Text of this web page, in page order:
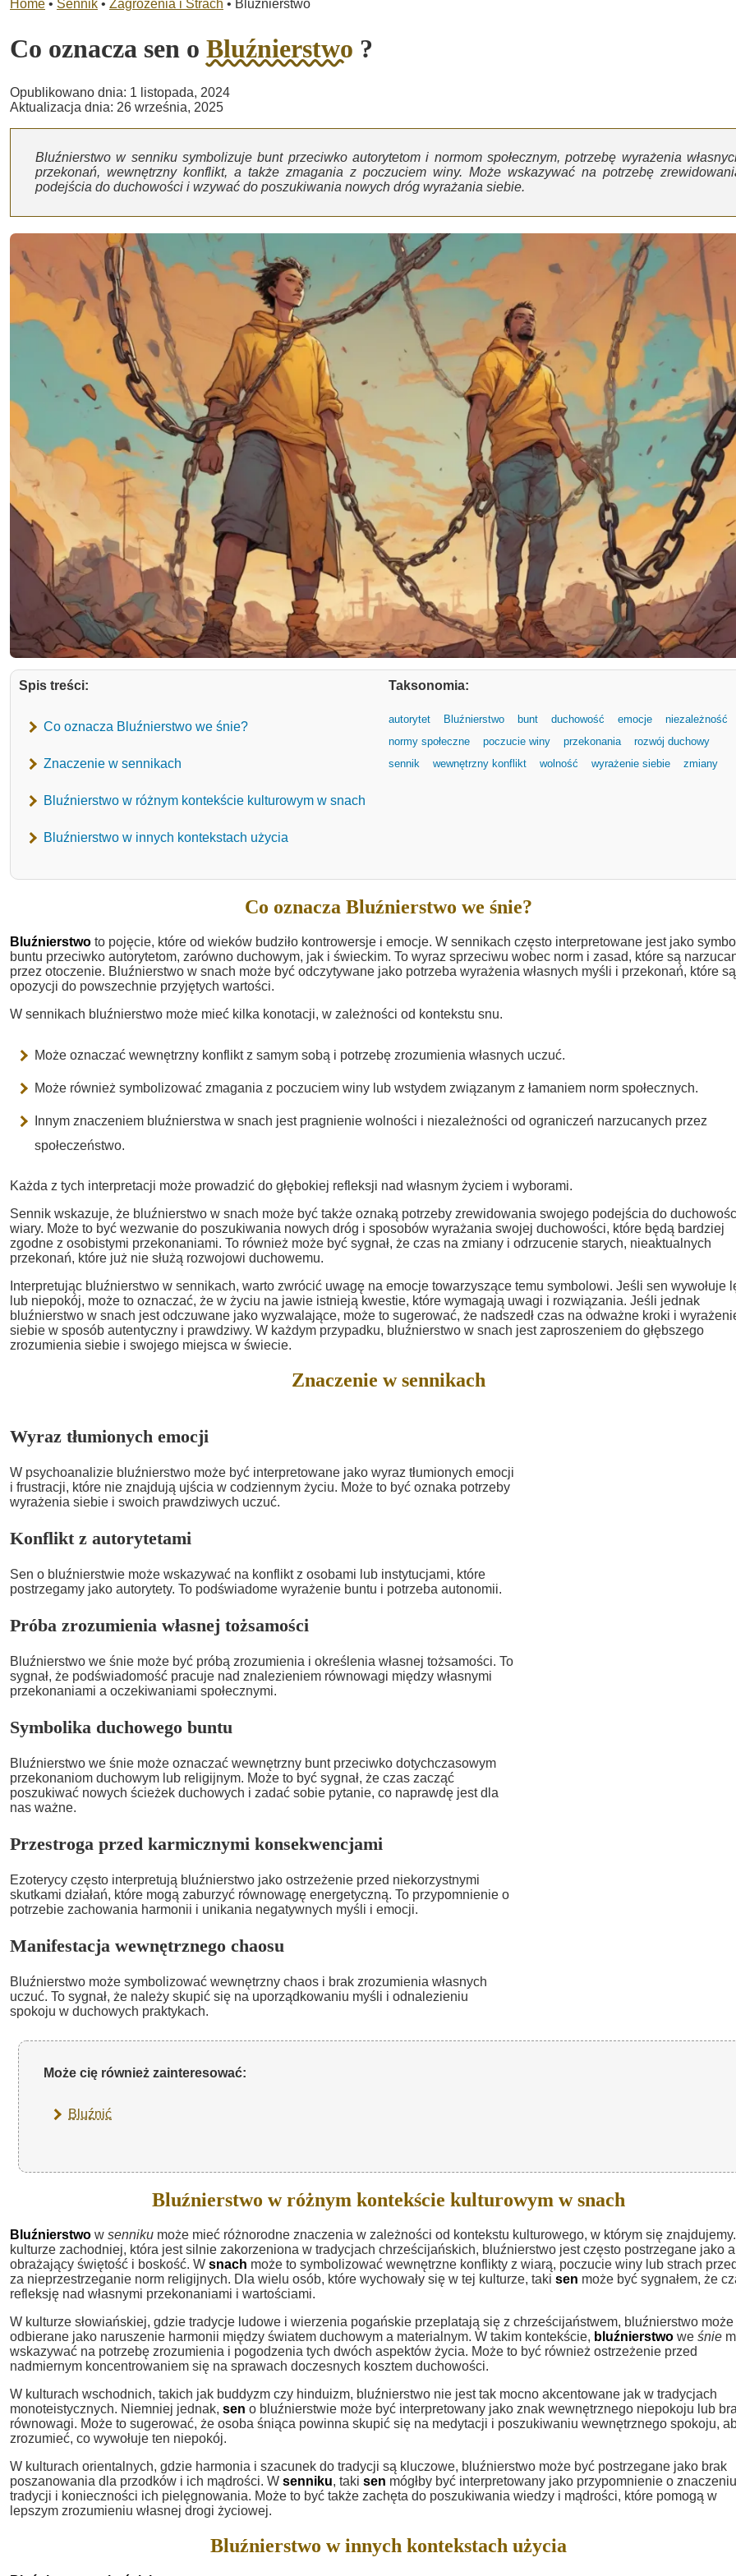
Home • Sennik • Zagrożenia i Strach • Bluźnierstwo
Co oznacza sen o Bluźnierstwo ?
Opublikowano dnia: 1 listopada, 2024
Aktualizacja dnia: 26 września, 2025
Bluźnierstwo w senniku symbolizuje bunt przeciwko autorytetom i normom społecznym, potrzebę wyrażenia
przekonań, wewnętrzny konflikt, a także zmagania z poczuciem winy. Może wskazywać na potrzebę
podejścia do duchowości i wzywać do poszukiwania nowych dróg wyrażania siebie.
Spis treści:
Co oznacza Bluźnierstwo we śnie?
Znaczenie w sennikach
Bluźnierstwo w różnym kontekście kulturowym w snach
Bluźnierstwo w innych kontekstach użycia
Taksonomia:
autorytet Bluźnierstwo bunt duchowość emocje
niezależność
normy społeczne
poczucie winy przekonania
rozwój duchowy
sennik
wewnętrzny konflikt wolność wyrażenie siebie zmiany
Co oznacza Bluźnierstwo we śnie?
Bluźnierstwo to pojęcie, które od wieków budziło kontrowersje i emocje. W sennikach często interpretowane jest jako
buntu przeciwko autorytetom, zarówno duchowym, jak i świeckim. To wyraz sprzeciwu wobec norm i zasad, które są
przez otoczenie. Bluźnierstwo w snach może być odczytywane jako potrzeba wyrażenia własnych myśli i przekonań, które
opozycji do powszechnie przyjętych wartości.
W sennikach bluźnierstwo może mieć kilka konotacji, w zależności od kontekstu snu.
Może oznaczać wewnętrzny konflikt z samym sobą i potrzebę zrozumienia własnych uczuć.
Może również symbolizować zmagania z poczuciem winy lub wstydem związanym z łamaniem norm społecznych.
Innym znaczeniem bluźnierstwa w snach jest pragnienie wolności i niezależności od ograniczeń narzucanych przez
społeczeństwo.
Każda z tych interpretacji może prowadzić do głębokiej refleksji nad własnym życiem i wyborami.
Sennik wskazuje, że bluźnierstwo w snach może być także oznaką potrzeby zrewidowania swojego podejścia do
wiary. Może to być wezwanie do poszukiwania nowych dróg i sposobów wyrażania swojej duchowości, które będą bardziej
zgodne z osobistymi przekonaniami. To również może być sygnał, że czas na zmiany i odrzucenie starych, nieaktualnych
przekonań, które już nie służą rozwojowi duchowemu.
Interpretując bluźnierstwo w sennikach, warto zwrócić uwagę na emocje towarzyszące temu symbolowi. Jeśli sen wywołuje
lub niepokój, może to oznaczać, że w życiu na jawie istnieją kwestie, które wymagają uwagi i rozwiązania. Jeśli jednak
bluźnierstwo w snach jest odczuwane jako wyzwalające, może to sugerować, że nadszedł czas na odważne kroki i
siebie w sposób autentyczny i prawdziwy. W każdym przypadku, bluźnierstwo w snach jest zaproszeniem do głębszego
zrozumienia siebie i swojego miejsca w świecie.
Znaczenie w sennikach
Wyraz tłumionych emocji
W psychoanalizie bluźnierstwo może być interpretowane jako wyraz tłumionych emocji
i frustracji, które nie znajdują ujścia w codziennym życiu. Może to być oznaka potrzeby
wyrażenia siebie i swoich prawdziwych uczuć.
Konflikt z autorytetami
Sen o bluźnierstwie może wskazywać na konflikt z osobami lub instytucjami, które
postrzegamy jako autorytety. To podświadome wyrażenie buntu i potrzeba autonomii.
Próba zrozumienia własnej tożsamości
Bluźnierstwo we śnie może być próbą zrozumienia i określenia własnej tożsamości. To
sygnał, że podświadomość pracuje nad znalezieniem równowagi między własnymi
przekonaniami a oczekiwaniami społecznymi.
Symbolika duchowego buntu
Bluźnierstwo we śnie może oznaczać wewnętrzny bunt przeciwko dotychczasowym
przekonaniom duchowym lub religijnym. Może to być sygnał, że czas zacząć
poszukiwać nowych ścieżek duchowych i zadać sobie pytanie, co naprawdę jest dla
nas ważne.
Przestroga przed karmicznymi konsekwencjami
Ezoterycy często interpretują bluźnierstwo jako ostrzeżenie przed niekorzystnymi
skutkami działań, które mogą zaburzyć równowagę energetyczną. To przypomnienie o
potrzebie zachowania harmonii i unikania negatywnych myśli i emocji.
Manifestacja wewnętrznego chaosu
Bluźnierstwo może symbolizować wewnętrzny chaos i brak zrozumienia własnych
uczuć. To sygnał, że należy skupić się na uporządkowaniu myśli i odnalezieniu
spokoju w duchowych praktykach.
Może cię również zainteresować:
Bluźnić
Bluźnierstwo w różnym kontekście kulturowym w snach
Bluźnierstwo w senniku może mieć różnorodne znaczenia w zależności od kontekstu kulturowego, w którym się
kulturze zachodniej, która jest silnie zakorzeniona w tradycjach chrześcijańskich, bluźnierstwo jest często postrzegane jako
obrażający świętość i boskość. W snach może to symbolizować wewnętrzne konflikty z wiarą, poczucie winy lub strach
za nieprzestrzeganie norm religijnych. Dla wielu osób, które wychowały się w tej kulturze, taki sen może być sygnałem, że
refleksję nad własnymi przekonaniami i wartościami.
W kulturze słowiańskiej, gdzie tradycje ludowe i wierzenia pogańskie przeplatają się z chrześcijaństwem, bluźnierstwo może
odbierane jako naruszenie harmonii między światem duchowym a materialnym. W takim kontekście, bluźnierstwo we śnie
wskazywać na potrzebę zrozumienia i pogodzenia tych dwóch aspektów życia. Może to być również ostrzeżenie przed
nadmiernym koncentrowaniem się na sprawach doczesnych kosztem duchowości.
W kulturach wschodnich, takich jak buddyzm czy hinduizm, bluźnierstwo nie jest tak mocno akcentowane jak w tradycjach
monoteistycznych. Niemniej jednak, sen o bluźnierstwie może być interpretowany jako znak wewnętrznego niepokoju lub
równowagi. Może to sugerować, że osoba śniąca powinna skupić się na medytacji i poszukiwaniu wewnętrznego spokoju,
zrozumieć, co wywołuje ten niepokój.
W kulturach orientalnych, gdzie harmonia i szacunek do tradycji są kluczowe, bluźnierstwo może być postrzegane jako brak
poszanowania dla przodków i ich mądrości. W senniku, taki sen mógłby być interpretowany jako przypomnienie o znaczeniu
tradycji i konieczności ich pielęgnowania. Może to być także zachęta do poszukiwania wiedzy i mądrości, które pomogą w
lepszym zrozumieniu własnej drogi życiowej.
Bluźnierstwo w innych kontekstach użycia